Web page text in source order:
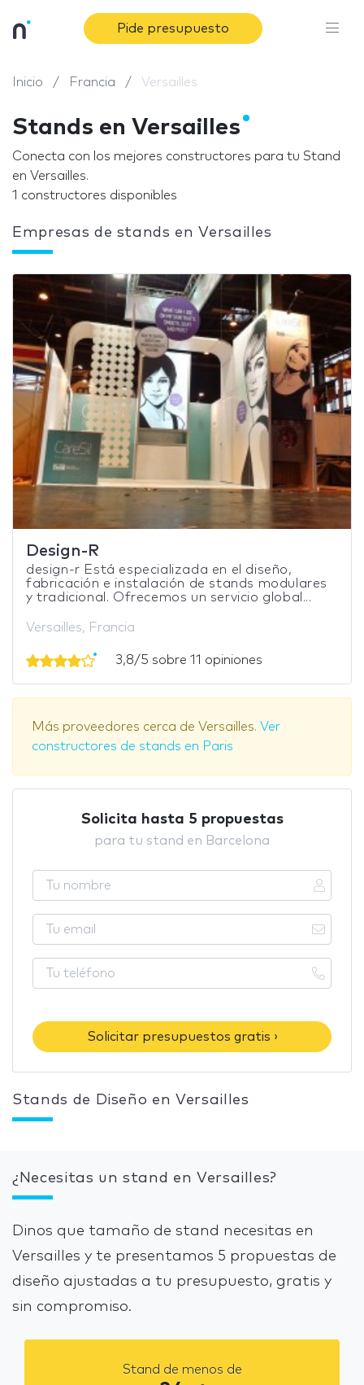
Pide presupuesto
Inicio Francia Versailles
Stands en Versailles
Conecta con los mejores constructores para tu Stand
en Versailles.
1 constructores disponibles
Empresas de stands en Versailles
Design-R
design-r Está especializada en el diseño,
fabricación e instalación de stands modulares
y tradicional. Ofrecemos un servicio global...
Versailles, Francia
3,8/5 sobre 11 opiniones
Más proveedores cerca de Versailles. Ver
constructores de stands en Paris
Solicita hasta 5 propuestas
para tu stand en Barcelona
Solicitar presupuestos gratis ›
Stands de Diseño en Versailles
¿Necesitas un stand en Versailles?
Dinos que tamaño de stand necesitas en
Versailles y te presentamos 5 propuestas de
diseño ajustadas a tu presupuesto, gratis y
sin compromiso.
Stand de menos de